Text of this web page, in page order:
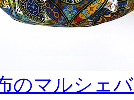
のマルシェ